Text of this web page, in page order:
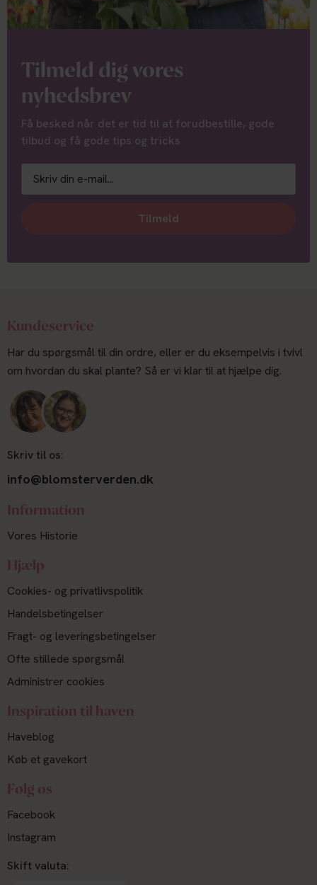
Tilmeld dig vores
nyhedsbrev
Få besked når det er tid til at forudbestille, gode
tilbud og få gode tips og tricks
Tilmeld
Kundeservice
Har du spørgsmål til din ordre, eller er du eksempelvis i tvivl
om hvordan du skal plante? Så er vi klar til at hjælpe dig.
Skriv til os:
info@blomsterverden.dk
Information
Vores Historie
Hjælp
Cookies- og privatlivspolitik
Handelsbetingelser
Fragt- og leveringsbetingelser
Ofte stillede spørgsmål
Administrer cookies
Inspiration til haven
Haveblog
Køb et gavekort
Følg os
Facebook
Instagram
Skift valuta: